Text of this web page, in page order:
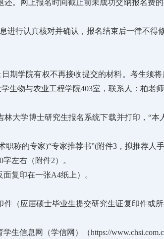
。网上报名时间截止前未成功交纳报名费的
进行认真核对并确认，报名结束后一律不得修
日期学院有权不再接收提交的材料。考生须
生物与农业工程学院403室，联系人：柏老师
大学博士研究生报名系统下载并打印，“
称的专家)“专家推荐书”(附件3，拟推荐人
左右（附件2）。
复印在一张A4纸上）。
（应届硕士毕业生提交研究生证复印件或
生信息网（学信网）（https://